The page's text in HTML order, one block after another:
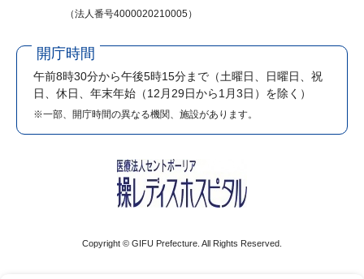
（法人番号4000020210005）
開庁時間
午前8時30分から午後5時15分まで （土曜日、日曜日、祝
日、休日、年末年始（12月29日から1月3日）を除く）
※一部、開庁時間の異なる機関、施設があります。
Copyright © GIFU Prefecture. All Rights Reserved.